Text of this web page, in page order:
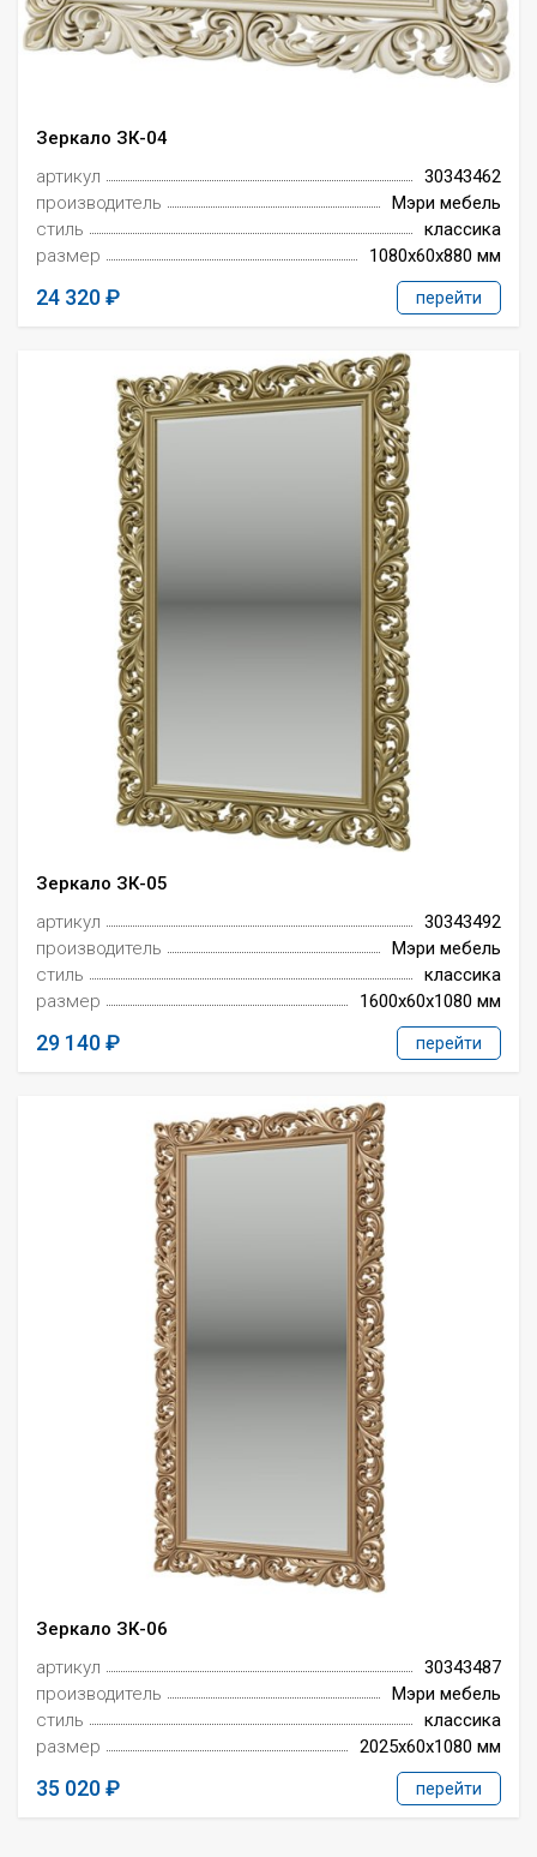
Зеркало ЗК-04
артикул
30343462
производитель
Мэри мебель
стиль
классика
размер
1080x60x880 мм
24 320 перейти
Зеркало ЗК-05
артикул
30343492
производитель
Мэри мебель
стиль
классика
размер
1600x60x1080 мм
29 140 перейти
Зеркало ЗК-06
артикул
30343487
производитель
Мэри мебель
стиль
классика
размер
2025x60x1080 мм
35 020 перейти